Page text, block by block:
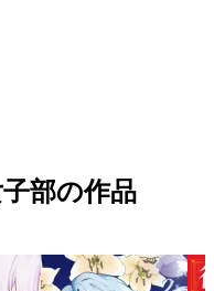
部の作品